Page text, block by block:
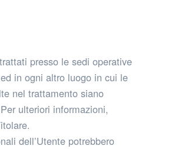
presso le sedi operative
in ogni altro luogo in cui le
nel trattamento siano
ulteriori informazioni,
dell’Utente potrebbero